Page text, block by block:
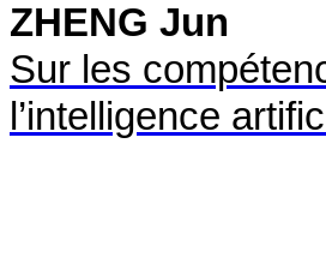
ZHENG Jun
Sur les
l’intelligence